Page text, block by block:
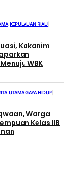
KEPULAUAN RIAU
Kakanim
WBK
UTAMA GAYA HIDUP
Warga
Kelas IIB